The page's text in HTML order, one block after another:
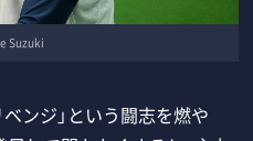
Suzuki
ンジ」という闘志を燃や